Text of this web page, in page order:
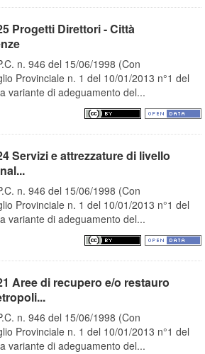
Progetti Direttori - Città
n. 946 del 15/06/1998 (Con
Provinciale n. 1 del 10/01/2013 n°1 del
variante di adeguamento del...
Servizi e attrezzature di livello
n. 946 del 15/06/1998 (Con
Provinciale n. 1 del 10/01/2013 n°1 del
variante di adeguamento del...
Aree di recupero e/o restauro
n. 946 del 15/06/1998 (Con
Provinciale n. 1 del 10/01/2013 n°1 del
variante di adeguamento del...